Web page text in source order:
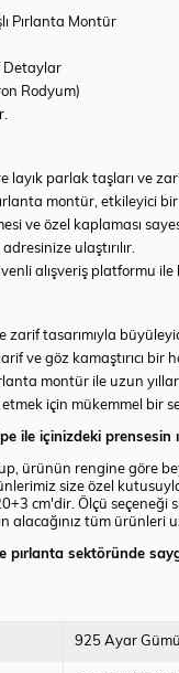
Pırlanta Montür
Detaylar
Rodyum)
layık parlak taşları ve
montür, etkileyici
ve özel kaplaması
ulaştırılır.
alışveriş platformu ile
zarif tasarımıyla
zarif ve göz kamaştırıcı bir
montür ile uzun
etmek için mükemmel bir
ile içinizdeki prensesin
ürünün rengine göre
size özel
cm'dir. Ölçü
alacağınız tüm ürünleri
pırlanta sektöründe
925 Ayar